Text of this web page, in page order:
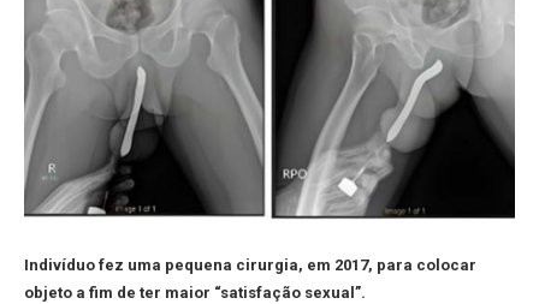
Indivíduo fez uma pequena cirurgia, em 2017, para colocar
objeto a fim de ter maior “satisfação sexual”.